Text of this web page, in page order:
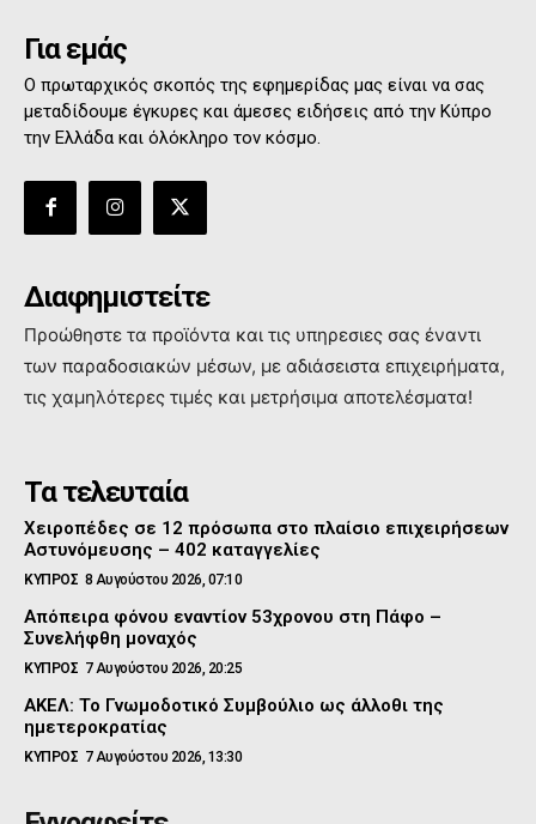
Για εμάς
Ο πρωταρχικός σκοπός της εφημερίδας μας είναι να σας
μεταδίδουμε έγκυρες και άμεσες ειδήσεις από την Κύπρο
την Ελλάδα και όλόκληρο τον κόσμο.
Διαφημιστείτε
Προώθηστε τα προϊόντα και τις υπηρεσιες σας έναντι
των παραδοσιακών μέσων, με αδιάσειστα επιχειρήματα,
τις χαμηλότερες τιμές και μετρήσιμα αποτελέσματα!
Τα τελευταία
Χειροπέδες σε 12 πρόσωπα στο πλαίσιο επιχειρήσεων
Αστυνόμευσης – 402 καταγγελίες
ΚΥΠΡΟΣ 8 Αυγούστου 2026, 07:10
Απόπειρα φόνου εναντίον 53χρονου στη Πάφο –
Συνελήφθη μοναχός
ΚΥΠΡΟΣ 7 Αυγούστου 2026, 20:25
ΑΚΕΛ: Το Γνωμοδοτικό Συμβούλιο ως άλλοθι της
ημετεροκρατίας
ΚΥΠΡΟΣ 7 Αυγούστου 2026, 13:30